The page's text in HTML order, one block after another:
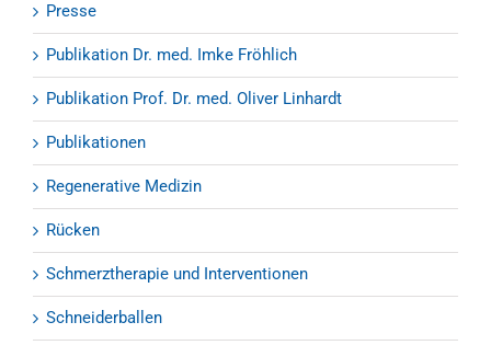
Presse
Publikation Dr. med. Imke Fröhlich
Publikation Prof. Dr. med. Oliver Linhardt
Publikationen
Regenerative Medizin
Rücken
Schmerztherapie und Interventionen
Schneiderballen